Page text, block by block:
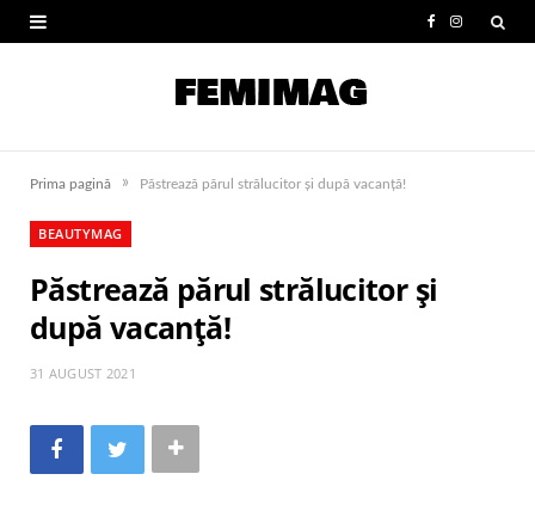
e
o
I
t
Prima pagină » Păstrează părul strălucitor și după vacanță!
BEAUTYMAG
Păstrează părul strălucitor și
după vacanță!
31 AUGUST 2021